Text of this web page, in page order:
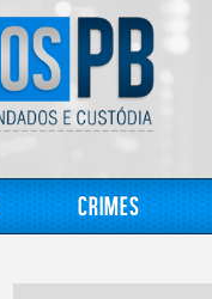
Crimes